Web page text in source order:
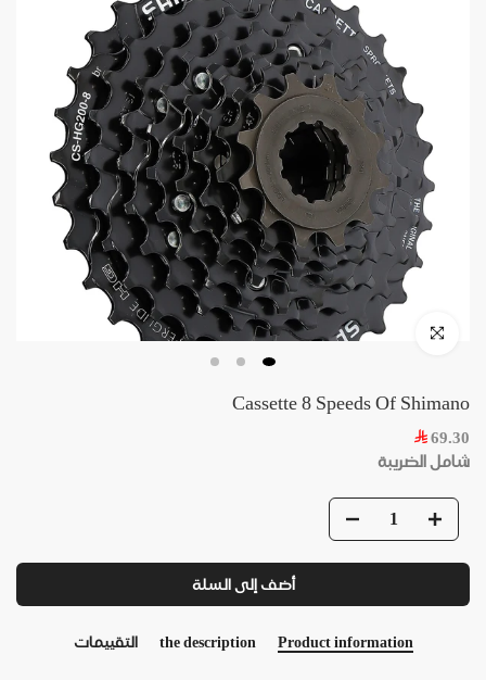
Click to enlarge
Cassette 8 Speeds Of Shimano
69.30
شامل الضريبة
أضف إلى السلة
Product information
the description التقييمات